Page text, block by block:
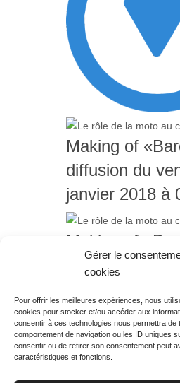
Gérer le
cookies
Pour offrir les meilleures expériences, nous
cookies pour stocker et/ou accéder aux
consentir à ces technologies nous permettra de
comportement de navigation ou les ID uniques
consentir ou de retirer son consentement peut
caractéristiques et fonctions.
Making of
diffusion du
janvier 2018 à
Making of
diffusion du
Rechercher
programme